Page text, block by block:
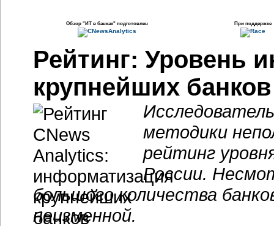
Обзор "ИТ в банках"подготовлен При поддержке
Рейтинг: Уровень
крупнейших
методики
рейтинг
России.
большого количества
неизменной.